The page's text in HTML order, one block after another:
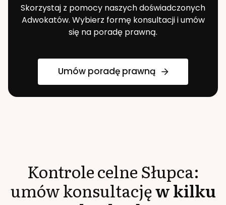
Skorzystaj z pomocy naszych doświadczonych
Adwokatów. Wybierz formę konsultacji i umów
się na poradę prawną.
Umów poradę prawną
Kontrole celneSłupca:
umów konsultacjęw kilku